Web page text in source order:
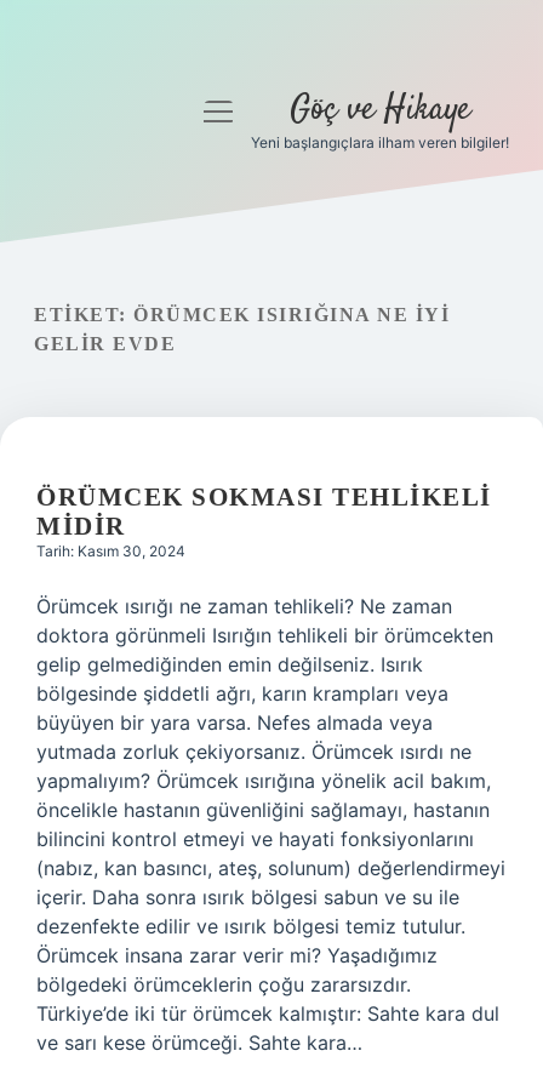
Gizlilik Politikası
Hakkımızda
menüyü
Göç ve Hikaye
Yeni başlangıçlara ilham veren bilgiler!
ETIKET: ÖRÜMCEK ISIRIĞINA NE IYI
GELIR EVDE
ÖRÜMCEK SOKMASI TEHLIKELI
MIDIR
Tarih: Kasım 30, 2024
Örümcek ısırığı ne zaman tehlikeli? Ne zaman
doktora görünmeli Isırığın tehlikeli bir örümcekten
gelip gelmediğinden emin değilseniz. Isırık
bölgesinde şiddetli ağrı, karın krampları veya
büyüyen bir yara varsa. Nefes almada veya
yutmada zorluk çekiyorsanız. Örümcek ısırdı ne
yapmalıyım? Örümcek ısırığına yönelik acil bakım,
öncelikle hastanın güvenliğini sağlamayı, hastanın
bilincini kontrol etmeyi ve hayati fonksiyonlarını
(nabız, kan basıncı, ateş, solunum) değerlendirmeyi
içerir. Daha sonra ısırık bölgesi sabun ve su ile
dezenfekte edilir ve ısırık bölgesi temiz tutulur.
Örümcek insana zarar verir mi? Yaşadığımız
bölgedeki örümceklerin çoğu zararsızdır.
Türkiye’de iki tür örümcek kalmıştır: Sahte kara dul
ve sarı kese örümceği. Sahte kara…